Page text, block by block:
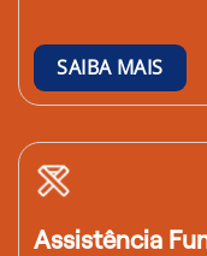
SAIBA MAIS
Assistência